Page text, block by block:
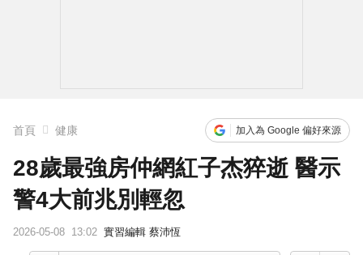
首頁 健康 加入為 Google 偏好來源
28歲最強房仲網紅子杰猝逝 醫示
警4大前兆別輕忽
2026-05-08 13:02 實習編輯 蔡沛恆